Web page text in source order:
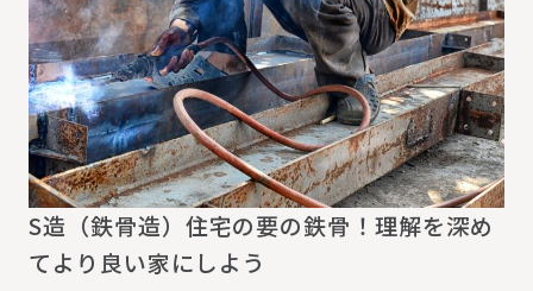
S造（鉄骨造）住宅の要の鉄骨！理解を深め
てより良い家にしよう